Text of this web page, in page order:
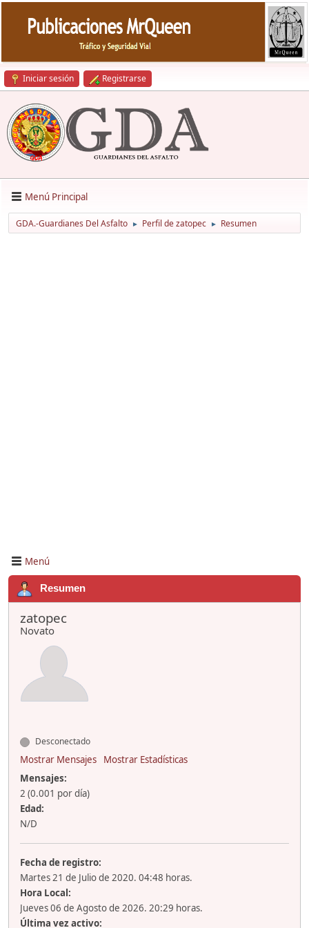
Iniciar sesión Registrarse
Menú Principal
GDA.-Guardianes Del Asfalto ► Perfil de zatopec ► Resumen
Menú
Resumen
zatopec
Novato
Desconectado
Mostrar Mensajes
Mostrar Estadísticas
Mensajes:
2 (0.001 por día)
Edad:
N/D
Fecha de registro:
Martes 21 de Julio de 2020. 04:48 horas.
Hora Local:
Jueves 06 de Agosto de 2026. 20:29 horas.
Última vez activo: